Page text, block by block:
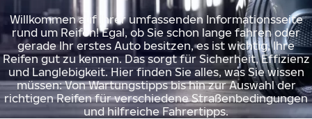
Willkommen auf Ihrer umfassenden Informationsseite
rund um Reifen! Egal, ob Sie schon lange fahren oder
gerade Ihr erstes Auto besitzen, es ist wichtig, Ihre
Reifen gut zu kennen. Das sorgt für Sicherheit, Effizienz
und Langlebigkeit. Hier finden Sie alles, was Sie wissen
müssen: Von Wartungstipps bis hin zur Auswahl der
richtigen Reifen für verschiedene Straßenbedingungen
und hilfreiche Fahrertipps.